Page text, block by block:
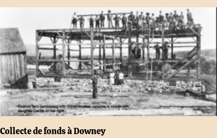
Collecte de fonds à Downey